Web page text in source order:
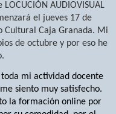
AUDIOVISUAL
el jueves 17 de
Cultural Caja Granada. Mi
de octubre y por eso he
mi actividad docente
siento muy satisfecho.
la formación online por